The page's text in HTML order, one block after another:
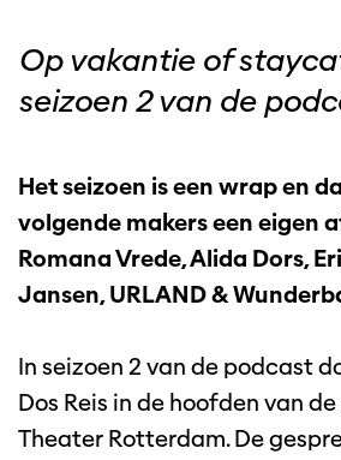
Op vakantie of
seizoen 2 van de
Het seizoen is een wrap en
volgende makers een eigen
Romana Vrede, Alida Dors,
Jansen, URLAND &
In seizoen 2 van de podcast
Dos Reis in de hoofden van
Theater Rotterdam. De